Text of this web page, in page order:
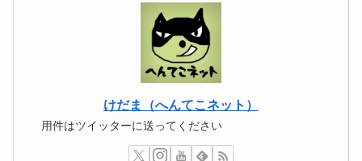
けだま（へんてこネット）
用件はツイッターに送ってください